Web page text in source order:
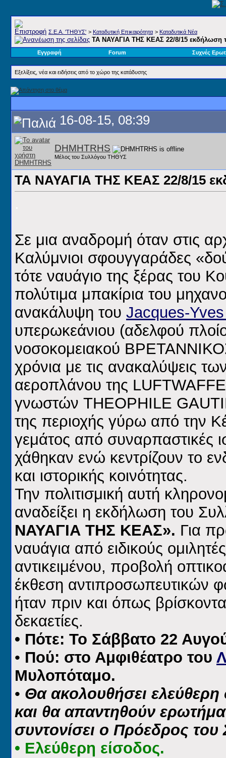
Σ.E.A. 'ΤΗΘΥΣ' > Καταδυτική Επικαιρότητα > Καταδυτικά Νέα
ΤΑ ΝΑΥΑΓΙΑ ΤΗΣ ΚΕΑΣ 22/8/15 εκδήλωση
Εγγραφή Forum Συχνές
Εξελίξεις, νέα και ειδήσεις από το χώρο της κατάδυσης
16-08-15, 08:39
DHMHTRHS
Μέλος του Συλλόγου ΤΗΘΥΣ
ΤΑ ΝΑΥΑΓΙΑ ΤΗΣ ΚΕΑΣ 22/8/15
Σε μια αναδρομή όταν στις
Καλύμνιοι σφουγγαράδες
τότε ναυάγιο της ξέρας του
πολύτιμα μπακίρια του
ανακάλυψη του Jacques-
υπερωκεάνιου (αδελφού
νοσοκομειακού
χρόνια με τις ανακαλύψεις
αεροπλάνου της
γνωστών THEOPHILE
της περιοχής γύρω από την
γεμάτος από συναρπαστικές
χάθηκαν ενώ κεντρίζουν το
και ιστορικής κοινότητας.
Την πολιτισμική αυτή
αναδείξει η εκδήλωση του
ΝΑΥΑΓΙΑ ΤΗΣ ΚΕΑΣ». Για
ναυάγια από ειδικούς
αντικειμένου, προβολή
έκθεση αντιπροσωπευτικών
ήταν πριν και όπως
δεκαετίες.
• Πότε: Το Σάββατο 22
• Πού: στο Αμφιθέατρο του
Μυλοπόταμο.
• Θα ακολουθήσει
και θα απαντηθούν
συντονίσει ο Πρόεδρος
• Ελεύθερη είσοδος.